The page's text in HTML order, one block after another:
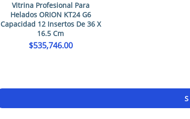
Vitrina Profesional Para
Helados ORION KT24 G6
Capacidad 12 Insertos De 36 X
16.5 Cm
$535,746.00